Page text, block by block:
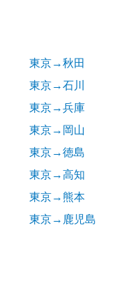
東京→秋田
東京→石川
東京→兵庫
東京→岡山
東京→徳島
東京→高知
東京→熊本
東京→鹿児島